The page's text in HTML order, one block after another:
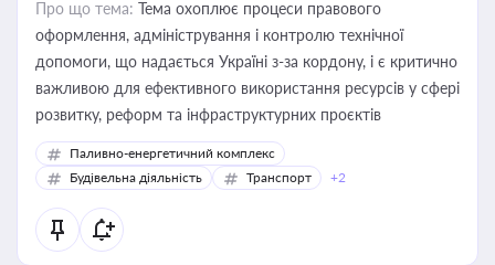
Про що тема: Тема охоплює процеси правового
оформлення, адміністрування і контролю технічної
допомоги, що надається Україні з-за кордону, і є критично
важливою для ефективного використання ресурсів у сфері
розвитку, реформ та інфраструктурних проєктів
Паливно-енергетичний комплекс
Будівельна діяльність
Транспорт +2